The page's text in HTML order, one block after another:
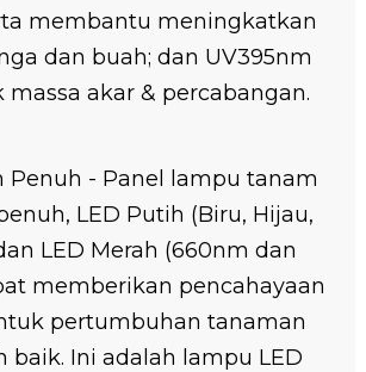
membantu meningkatkan
dan buah; dan UV395nm
akar & percabangan.
Penuh - Panel lampu tanam
LED Putih (Biru, Hijau,
LED Merah (660nm dan
memberikan pencahayaan
pertumbuhan tanaman
baik. Ini adalah lampu LED